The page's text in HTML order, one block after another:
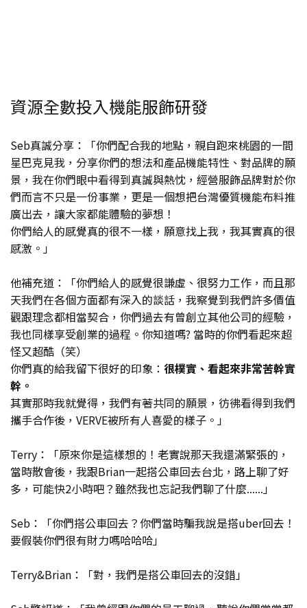
資源全數投入機能服飾研發
Seb真誠分享：「你們配合我的地點，親自跑來桃園的一間
星巴克見我，分享你們的想法和產品機能特性、對品牌的願
景，我在你們眼中看得到真誠與熱忱，經營服飾品牌對於你
們而言不只是一份事業，更是一個想把台灣優質機能布料推
廣出去，讓大家都能體驗的夢想！
你們給人的感覺真的很不一樣，願意找上我，我其實真的很
感激。」
他補充道：「你們給人的感覺很謙虛、很努力工作，而且那
天我們在各個方面都有深入的談話，我察覺到我們許多價值
觀跟理念都相當契合，你們過去有曾創立其他公司的經驗，
我也同樣享受創業的過程。你知道嗎? 當時的你們看起來超
怪又超酷（笑）
你們真的給我留下很好的印象： 很樸實、看起來非常苦幹實
幹。
其實那時我就覺得，我們有著共同的願景，彷彿看得到我們
攜手合作後，VERVE被所有人喜愛的樣子。」
Terry：「原來你是這樣想的！老實說那天我還滿緊張的，
當時散會後，我跟Brian一起搭公車回去台北，路上聊了好
多，可能快2小時吧？雖然我也忘記我們聊了什麼......」
Seb：「你們搭公車回去？你們當時騙我說是搭uber回去！
要假裝你們很有財力嗎哈哈哈」
Terry&Brian：「對，我們是搭公車回去的沒錯」